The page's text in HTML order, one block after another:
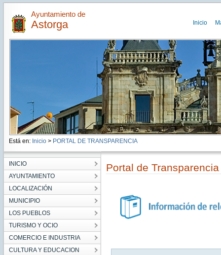
Ayuntamiento de
Astorga Inicio
Está en: Inicio > PORTAL DE TRANSPARENCIA
INICIO
AYUNTAMIENTO
LOCALIZACIÓN
MUNICIPIO
LOS PUEBLOS
TURISMO Y OCIO
COMERCIO E INDUSTRIA
CULTURA Y EDUCACION
Portal de Transparencia